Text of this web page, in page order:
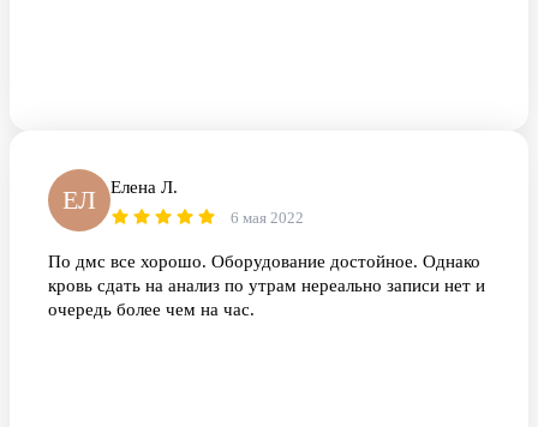
ЕЛ Елена Л.
6 мая 2022
По дмс все хорошо. Оборудование достойное. Однако
кровь сдать на анализ по утрам нереально записи нет и
очередь более чем на час.